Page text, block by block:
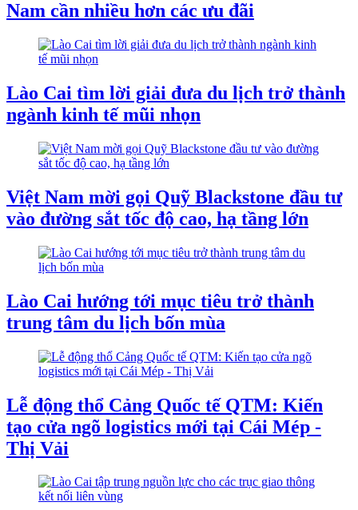
Nam cần nhiều hơn các ưu đãi
Lào Cai tìm lời giải đưa du lịch trở thành
ngành kinh tế mũi nhọn
Việt Nam mời gọi Quỹ Blackstone đầu tư
vào đường sắt tốc độ cao, hạ tầng lớn
Lào Cai hướng tới mục tiêu trở thành
trung tâm du lịch bốn mùa
Lễ động thổ Cảng Quốc tế QTM: Kiến
tạo cửa ngõ logistics mới tại Cái Mép -
Thị Vải